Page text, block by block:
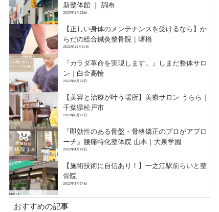
新整体館 ｜ 調布
2023年1月18日
【正しい身体のメンテナンスを受けるなら】か
らだの総合鍼灸整骨院｜曙橋
2022年11月14日
『カラダ革命を実現します。』しまだ整体サロ
ン｜白金高輪
2022年8月23日
【美容と治療が叶う場所】美療サロン うらら｜
千葉県松戸市
2022年6月27日
『即効性のある骨盤・骨格矯正のプロがアプロ
ーチ』腰痛特化整体院 山本｜大泉学園
2022年4月26日
【施術技術に自信あり！】一之江駅前らいと整
骨院
2022年3月24日
おすすめの記事